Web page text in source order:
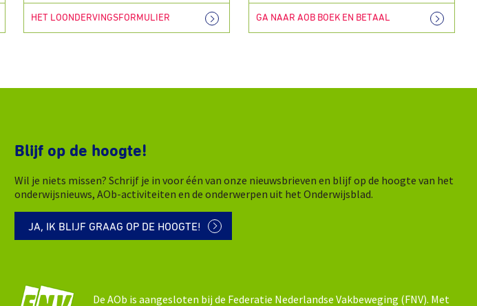
HET LOONDERVINGSFORMULIER GA NAAR AOB BOEK EN BETAAL
Blijf op de hoogte!
Wil je niets missen? Schrijf je in voor één van onze nieuwsbrieven en blijf op de hoogte van het
onderwijsnieuws, AOb-activiteiten en de onderwerpen uit het Onderwijsblad.
JA, IK BLIJF GRAAG OP DE HOOGTE!
De AOb is aangesloten bij de Federatie Nederlandse Vakbeweging (FNV). Met